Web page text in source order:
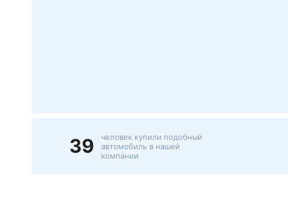
39
человек купили подобный
автомобиль в нашей
компании